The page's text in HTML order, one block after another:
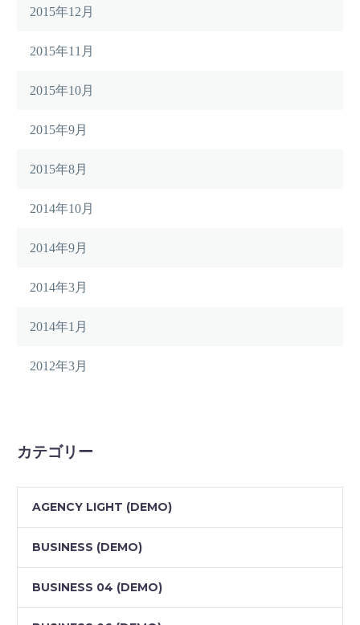
2015年12月
2015年11月
2015年10月
2015年9月
2015年8月
2014年10月
2014年9月
2014年3月
2014年1月
2012年3月
カテゴリー
AGENCY LIGHT (DEMO)
BUSINESS (DEMO)
BUSINESS 04 (DEMO)